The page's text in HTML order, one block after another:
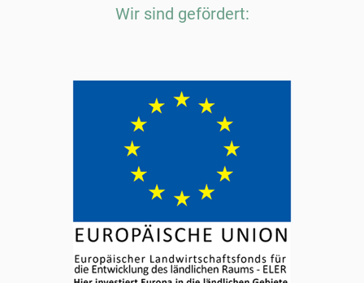
Wir sind gefördert: